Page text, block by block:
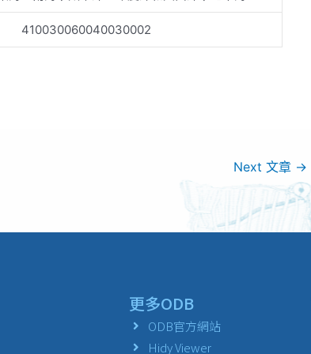
410030060040030002
Next 文章 →
更多ODB
ODB官方網站
Hidy Viewer